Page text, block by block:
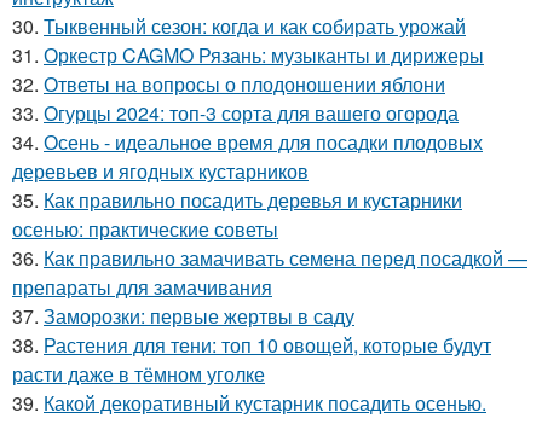
30. Тыквенный сезон: когда и как собирать урожай
31. Оркестр CAGMO Рязань: музыканты и дирижеры
32. Ответы на вопросы о плодоношении яблони
33. Огурцы 2024: топ-3 сорта для вашего огорода
34. Осень - идеальное время для посадки плодовых
деревьев и ягодных кустарников
35. Как правильно посадить деревья и кустарники
осенью: практические советы
36. Как правильно замачивать семена перед посадкой —
препараты для замачивания
37. Заморозки: первые жертвы в саду
38. Растения для тени: топ 10 овощей, которые будут
расти даже в тёмном уголке
39. Какой декоративный кустарник посадить осенью.